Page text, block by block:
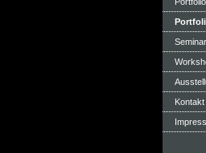
Kontakt